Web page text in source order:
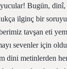
Bugün,
ilginç bir
tavşan eti
sevenler için
dini metinlerden